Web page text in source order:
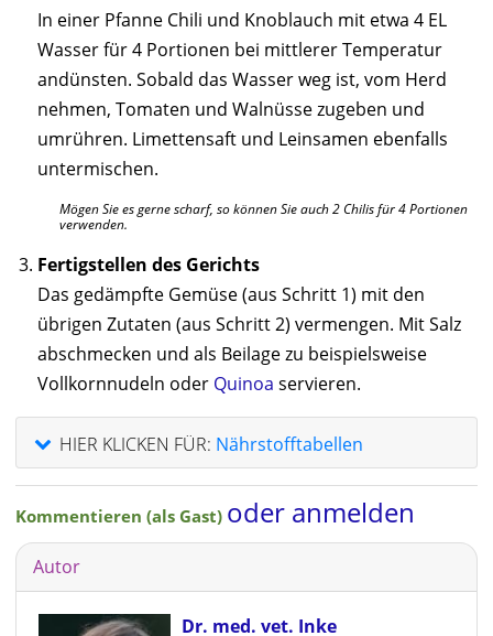
In einer Pfanne Chili und Knoblauch mit etwa 4 EL
Wasser für 4 Portionen bei mittlerer Temperatur
andünsten. Sobald das Wasser weg ist, vom Herd
nehmen, Tomaten und Walnüsse zugeben und
umrühren. Limettensaft und Leinsamen ebenfalls
untermischen.
Mögen Sie es gerne scharf, so können Sie auch 2 Chilis für 4 Portionen
verwenden.
Fertigstellen des Gerichts
Das gedämpfte Gemüse (aus Schritt 1) mit den
übrigen Zutaten (aus Schritt 2) vermengen. Mit Salz
abschmecken und als Beilage zu beispielsweise
Vollkornnudeln oder Quinoa servieren.
HIER KLICKEN FÜR: Nährstofftabellen
Kommentieren (als Gast) oder anmelden
Autor
Dr. med. vet. Inke